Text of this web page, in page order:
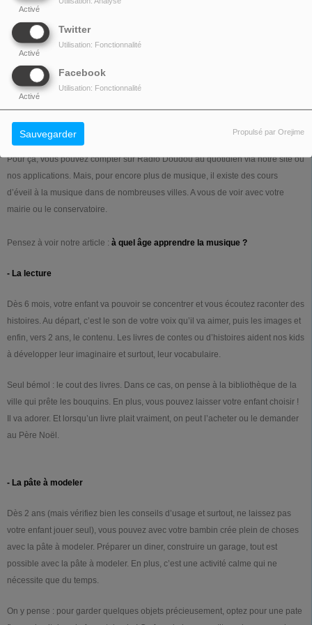
Activé
Twitter
Activé
Utilisation: Fonctionnalité
Facebook
Activé
Utilisation: Fonctionnalité
Sauvegarder Propulsé par Orejime
- L’éveil musical
naissance, votre enfant peut écouter de la musique. Le but : développer ses
capacités auditives. Les mélodies l’aident aussi à amplifier son sens du tempo
et ses capacités d’attention. Et les paroles des chansons vont l’aider dans
Pour ça, vous pouvez compter sur Radio Doudou au quotidien via notre site ou
nos applications. Mais, pour encore plus de musique, il existe des cours
d’éveil à la musique dans de nombreuses villes. A vous de voir avec votre
mairie ou le conservatoire.
Pensez à voir notre article : à quel âge apprendre la musique ?
- La lecture
Dès 6 mois, votre enfant va pouvoir se concentrer et vous écoutez raconter des
histoires. Au départ, c’est le son de votre voix qu’il va aimer, puis les images et
enfin, vers 2 ans, le contenu. Les livres de contes ou d’histoires aident nos kids
à développer leur imaginaire et surtout, leur vocabulaire.
Seul bémol : le cout des livres. Dans ce cas, on pense à la bibliothèque de la
ville qui prête les bouquins. En plus, vous pouvez laisser votre enfant choisir !
Il va adorer. Et lorsqu’un livre plait vraiment, on peut l’acheter ou le demander
au Père Noël.
- La pâte à modeler
Dès 2 ans (mais vérifiez bien les conseils d’usage et surtout, ne laissez pas
votre enfant jouer seul), vous pouvez avec votre bambin crée plein de choses
avec la pâte à modeler. Préparer un diner, construire un garage, tout est
possible avec la pâte à modeler. En plus, c’est une activité calme qui ne
nécessite que du temps.
On y pense : pour garder quelques objets précieusement, optez pour une pate